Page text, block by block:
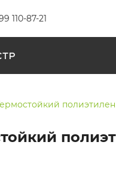
110-87-21
полиэтилен